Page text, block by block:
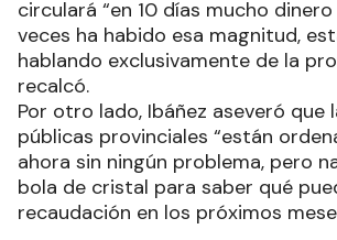
circulará “en 10 días mucho
veces ha habido esa magnitud,
hablando exclusivamente de la
recalcó.
Por otro lado, Ibáñez aseveró que
públicas provinciales “están
ahora sin ningún problema, pero
bola de cristal para saber qué
recaudación en los próximos